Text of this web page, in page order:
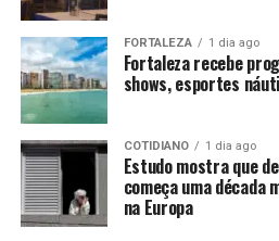
FORTALEZA 1 dia ago
Fortaleza recebe
shows, esportes
COTIDIANO 1 dia ago
Estudo mostra que
começa uma década
na Europa